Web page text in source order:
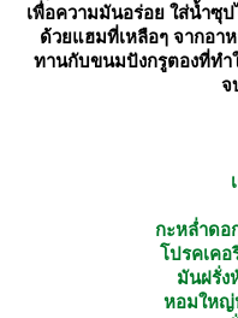
เพื่อความมันอร่อย ใส่น้ำซุ
ด้วยแฮมที่เหลือๆ จากอา
ทานกับขนมปังกรูตองที่ทำ
จ
กะหล่ำดอ
ปรคเคอ
มันฝรั่ง
หอมใหญ่